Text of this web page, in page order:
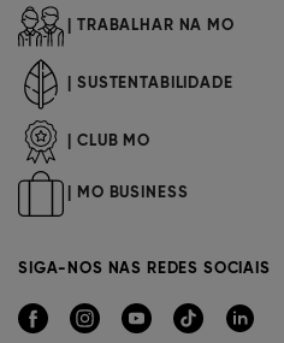
| TRABALHAR NA MO
| SUSTENTABILIDADE
| CLUB MO
| MO BUSINESS
SIGA-NOS NAS REDES SOCIAIS